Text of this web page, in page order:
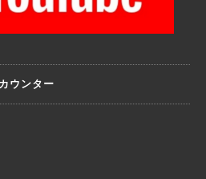
カウンター